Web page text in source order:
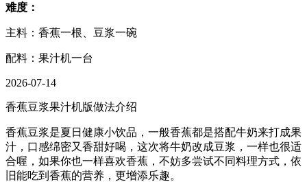
难度：
主料：香蕉一根、豆浆一碗
配料：果汁机一台
2026-07-14
香蕉豆浆果汁机版做法介绍
香蕉豆浆是夏日健康小饮品，一般香蕉都是搭配牛奶来打成果
汁，口感绵密又香甜好喝，这次将牛奶改成豆浆，一样也很适
合喔，如果你也一样喜欢香蕉，不妨多尝试不同料理方式，依
旧能吃到香蕉的营养，更增添乐趣。